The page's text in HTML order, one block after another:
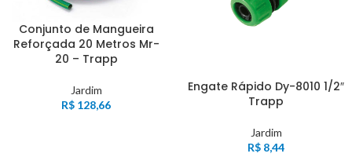
Conjunto de Mangueira
Reforçada 20 Metros Mr-
20 – Trapp
Jardim
R$ 128,66
Engate Rápido Dy-8010 1/2″
Trapp
Jardim
R$ 8,44